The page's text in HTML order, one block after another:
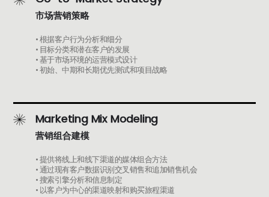
市场营销策略
• 根据客户行为分析和细分
• 目标分类和潜在客户的发展
• 基于市场环境的运营模式设计
• 初始、中期和长期优先测试和项目战略
Marketing Mix Modeling
营销组合建模
• 提供将线上和线下渠道的媒体组合方法
• 通过现有客户数据识别交叉销售和追加销售机会
• 搜索引擎分析和信息制定
• 以客户为中心的渠道映射和购买旅程渠道